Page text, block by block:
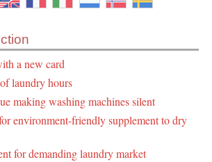
a new card
laundry hours
making washing machines silent
environment-friendly supplement to dry
for demanding laundry market